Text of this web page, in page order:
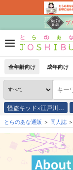
全年齢向け 成年向け
怪盗キッド×江戸川…
とらのあな通販 同人誌